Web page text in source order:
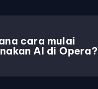
cara mulai
AI di Opera?